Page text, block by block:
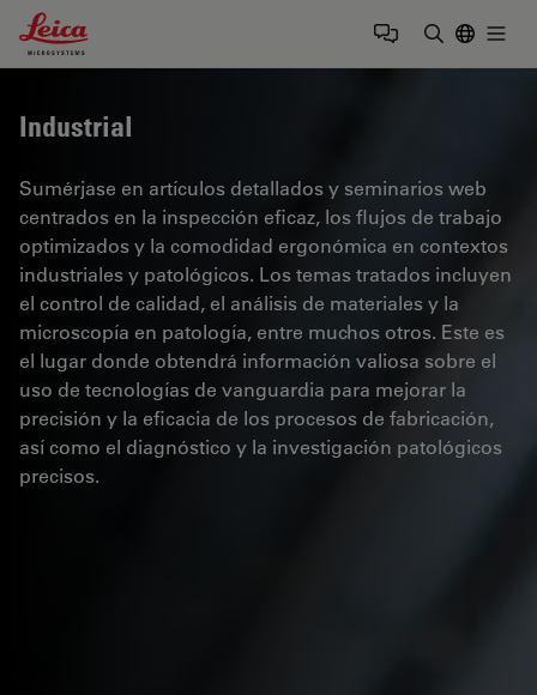
Leica Microsystems Logo
Industrial
Sumérjase en artículos detallados y seminarios web
centrados en la inspección eficaz, los flujos de trabajo
optimizados y la comodidad ergonómica en contextos
industriales y patológicos. Los temas tratados incluyen
el control de calidad, el análisis de materiales y la
microscopía en patología, entre muchos otros. Este es
el lugar donde obtendrá información valiosa sobre el
uso de tecnologías de vanguardia para mejorar la
precisión y la eficacia de los procesos de fabricación,
así como el diagnóstico y la investigación patológicos
precisos.